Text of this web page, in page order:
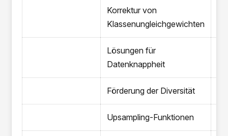
Korrektur von
Klassenungleichgewichten
Lösungen für
Datenknappheit
Förderung der Diversität
Upsampling-Funktionen